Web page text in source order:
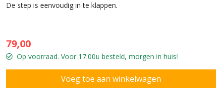
De step is eenvoudig in te klappen.
79,00
Op voorraad. Voor 17:00u besteld, morgen in huis!